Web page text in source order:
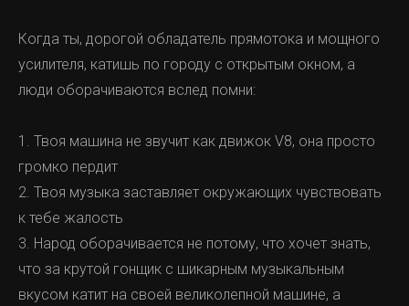
Когда ты, дорогой обладатель прямотока и мощного
усилителя, катишь по городу с открытым окном, а
люди оборачиваются вслед помни:
1. Твоя машина не звучит как движок V8, она просто
громко пердит
2. Твоя музыка заставляет окружающих чувствовать
к тебе жалость
3. Народ оборачивается не потому, что хочет знать,
что за крутой гонщик с шикарным музыкальным
вкусом катит на своей великолепной машине, а